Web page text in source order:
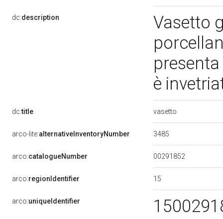
dc:description
Vasetto
è
dc:title vasetto
arco-lite:alternativeInventoryNumber 3485
arco:catalogueNumber 00291852
arco:regionIdentifier 15
arco:uniqueIdentifier